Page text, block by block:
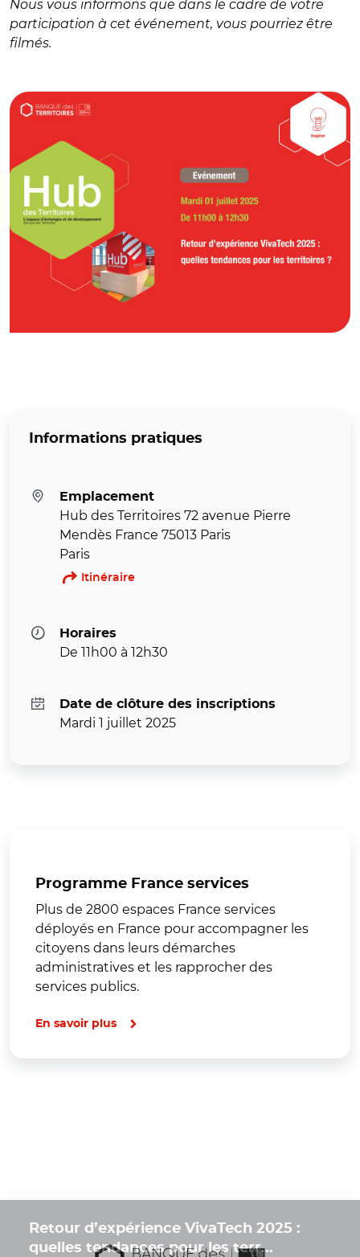
Nous vous informons que dans le cadre de votre
participation à cet événement, vous pourriez être
filmés.
Informations pratiques
Emplacement
Hub des Territoires 72 avenue Pierre
Mendès France 75013 Paris
Paris
Itinéraire
Horaires
De 11h00 à 12h30
Date de clôture des inscriptions
Mardi 1 juillet 2025
Programme France services
Plus de 2800 espaces France services
déployés en France pour accompagner les
citoyens dans leurs démarches
administratives et les rapprocher des
services publics.
En savoir plus
Retour d’expérience VivaTech 2025 :
quelles tendances pour les terr...